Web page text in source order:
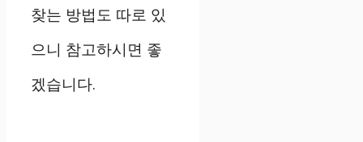
찾는 방법도 따로 있
으니 참고하시면 좋
겠습니다.